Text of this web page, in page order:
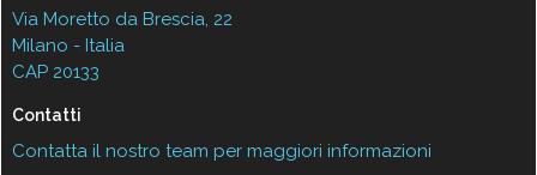
Via Moretto da Brescia, 22
Milano - Italia
CAP 20133
Contatti
Contatta il nostro team per maggiori informazioni